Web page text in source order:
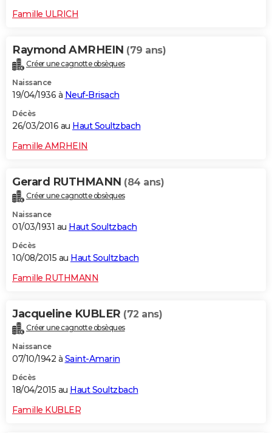
Famille ULRICH
Raymond AMRHEIN (79 ans)
Créer une cagnotte obsèques
Naissance
19/04/1936 à Neuf-Brisach
Décès
26/03/2016 au Haut Soultzbach
Famille AMRHEIN
Gerard RUTHMANN (84 ans)
Créer une cagnotte obsèques
Naissance
01/03/1931 au Haut Soultzbach
Décès
10/08/2015 au Haut Soultzbach
Famille RUTHMANN
Jacqueline KUBLER (72 ans)
Créer une cagnotte obsèques
Naissance
07/10/1942 à Saint-Amarin
Décès
18/04/2015 au Haut Soultzbach
Famille KUBLER